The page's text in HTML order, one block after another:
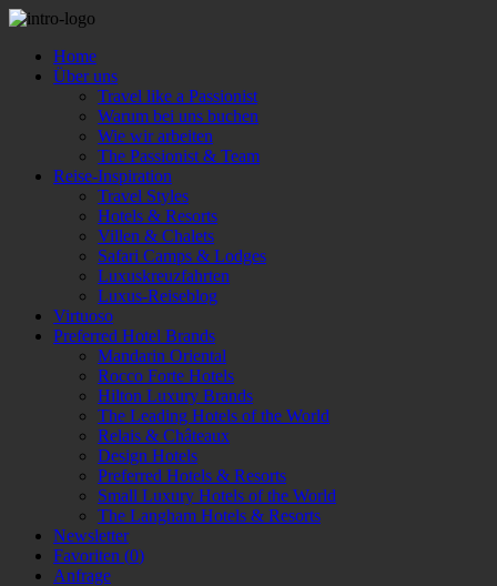
Home
Über uns
Travel like a Passionist
Warum bei uns buchen
Wie wir arbeiten
The Passionist & Team
Reise-Inspiration
Travel Styles
Hotels & Resorts
Villen & Chalets
Safari Camps & Lodges
Luxuskreuzfahrten
Luxus-Reiseblog
Virtuoso
Preferred Hotel Brands
Mandarin Oriental
Rocco Forte Hotels
Hilton Luxury Brands
The Leading Hotels of the World
Relais & Châteaux
Design Hotels
Preferred Hotels & Resorts
Small Luxury Hotels of the World
The Langham Hotels & Resorts
Newsletter
Favoriten (0)
Anfrage